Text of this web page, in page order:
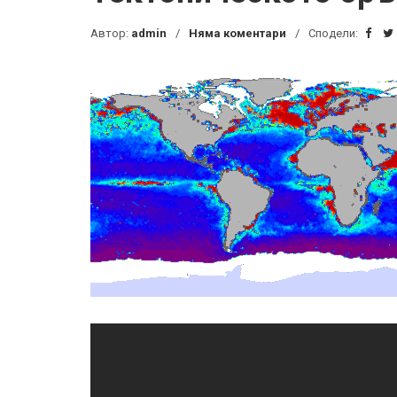
Автор: admin Няма коментари Сподели: